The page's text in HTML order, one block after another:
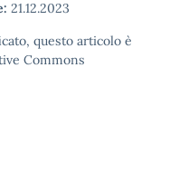
21.12.2023
questo articolo è
Commons